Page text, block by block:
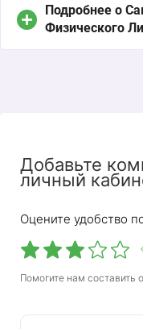
Подробнее о
Физического
Добавьте
личный
Оцените удобство
Помогите нам составить